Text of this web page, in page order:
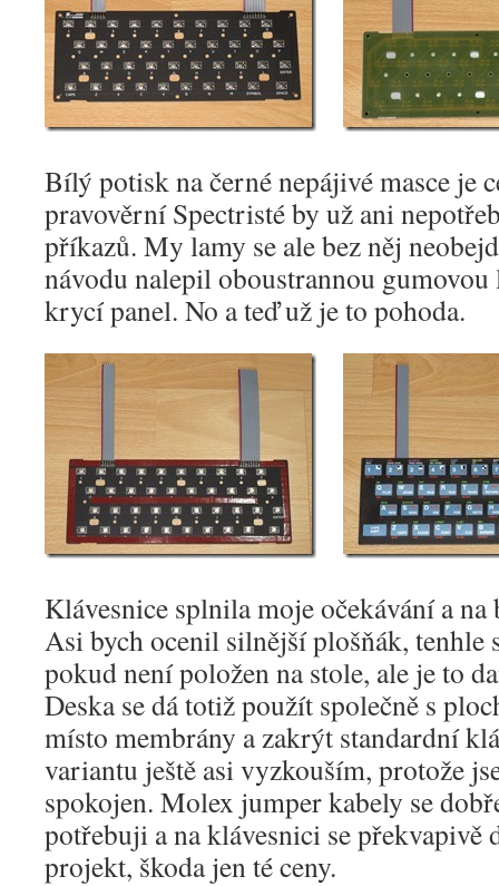
Bílý potisk na černé nepájivé masce je
pravověrní Spectristé by už ani
příkazů. My lamy se ale bez něj
návodu nalepil oboustrannou
krycí panel. No a teď už je to pohoda.
Klávesnice splnila moje očekávání a
Asi bych ocenil silnější plošňák, tenhle
pokud není položen na stole, ale je to
Deska se dá totiž použít společně s
místo membrány a zakrýt standardní
variantu ještě asi vyzkouším, protože
spokojen. Molex jumper kabely se
potřebuji a na klávesnici se překvapivě
projekt, škoda jen té ceny.